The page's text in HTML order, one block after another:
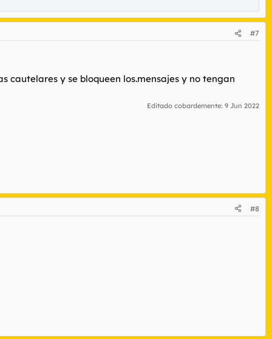
#7
cautelares y se bloqueen los.mensajes y no tengan
Editado cobardemente: 9 Jun 2022
#8